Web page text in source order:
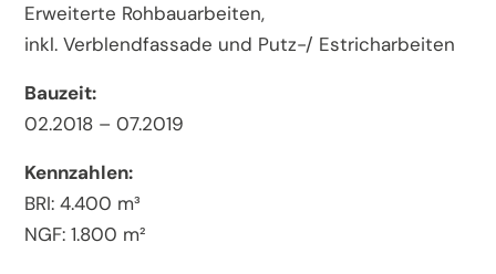
Erweiterte Rohbauarbeiten,
inkl. Verblendfassade und Putz-/ Estricharbeiten
Bauzeit:
02.2018 – 07.2019
Kennzahlen:
BRI: 4.400 m³
NGF: 1.800 m²